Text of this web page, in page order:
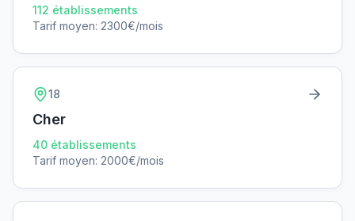
112 établissements
Tarif moyen: 2300€/mois
18
Cher
40 établissements
Tarif moyen: 2000€/mois